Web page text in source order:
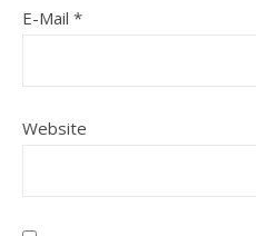
E-Mail *
Website